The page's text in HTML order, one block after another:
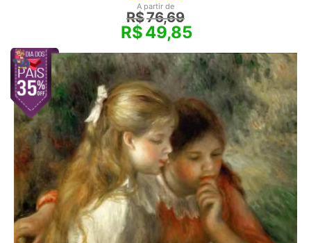
A partir de
R$76,69
R$49,85